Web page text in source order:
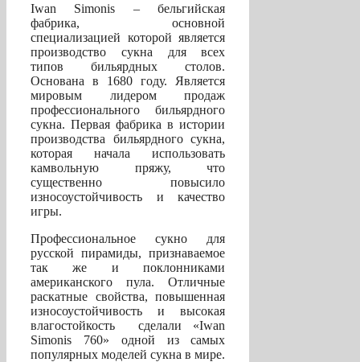
Iwan Simonis – бельгийская
фабрика, основной
специализацией которой является
производство сукна для всех
типов бильярдных столов.
Основана в 1680 году. Является
мировым лидером продаж
профессионального бильярдного
сукна. Первая фабрика в истории
производства бильярдного сукна,
которая начала использовать
камвольную пряжу, что
существенно повысило
износоустойчивость и качество
игры.
Профессиональное сукно для
русской пирамиды, признаваемое
так же и поклонниками
американского пула. Отличные
раскатные свойства, повышенная
износоустойчивость и высокая
влагостойкость сделали «Iwan
Simonis 760» одной из самых
популярных моделей сукна в мире.